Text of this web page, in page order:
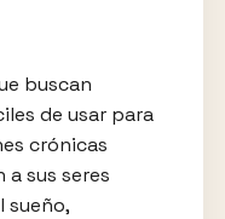
buscan
de usar para
crónicas
a sus seres
sueño,